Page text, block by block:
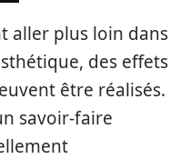
aller plus loin dans
des effets
être réalisés.
savoir-faire